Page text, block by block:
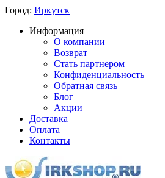
Город: Иркутск
Информация
О компании
Возврат
Стать партнером
Конфиденциальность
Обратная связь
Блог
Акции
Доставка
Оплата
Контакты